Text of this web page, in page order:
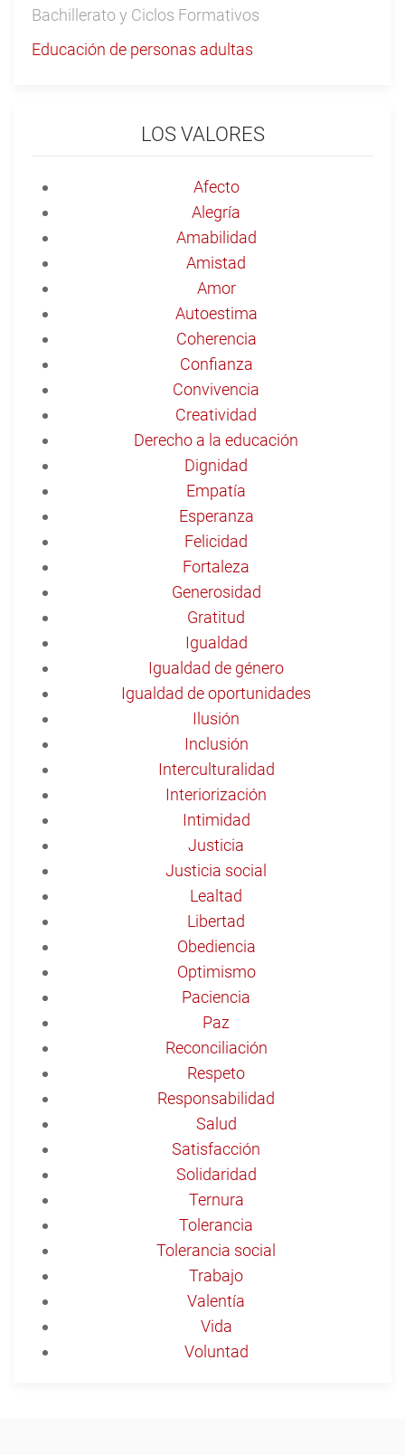
Bachillerato y Ciclos Formativos
Educación de personas adultas
LOS VALORES
Afecto
Alegría
Amabilidad
Amistad
Amor
Autoestima
Coherencia
Confianza
Convivencia
Creatividad
Derecho a la educación
Dignidad
Empatía
Esperanza
Felicidad
Fortaleza
Generosidad
Gratitud
Igualdad
Igualdad de género
Igualdad de oportunidades
Ilusión
Inclusión
Interculturalidad
Interiorización
Intimidad
Justicia
Justicia social
Lealtad
Libertad
Obediencia
Optimismo
Paciencia
Paz
Reconciliación
Respeto
Responsabilidad
Salud
Satisfacción
Solidaridad
Ternura
Tolerancia
Tolerancia social
Trabajo
Valentía
Vida
Voluntad